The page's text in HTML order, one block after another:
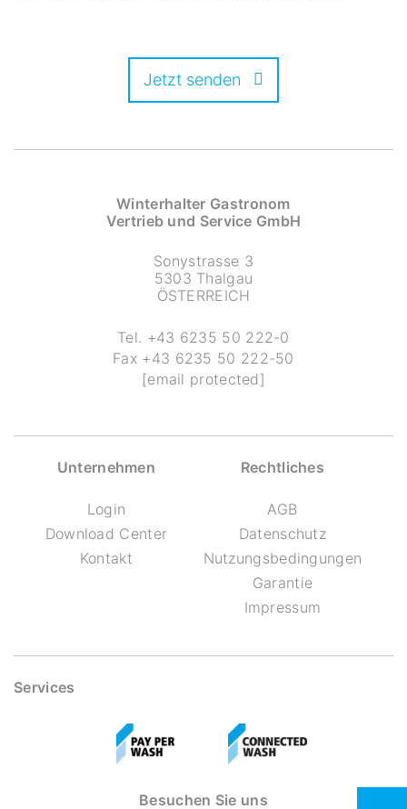
Jetzt senden
Winterhalter Gastronom
Vertrieb und Service GmbH
Sonystrasse 3
5303 Thalgau
ÖSTERREICH
Tel. +43 6235 50 222-0
Fax +43 6235 50 222-50
[email protected]
Unternehmen
Login
Download Center
Kontakt
Rechtliches
AGB
Datenschutz
Nutzungsbedingungen
Garantie
Impressum
Services
Besuchen Sie uns